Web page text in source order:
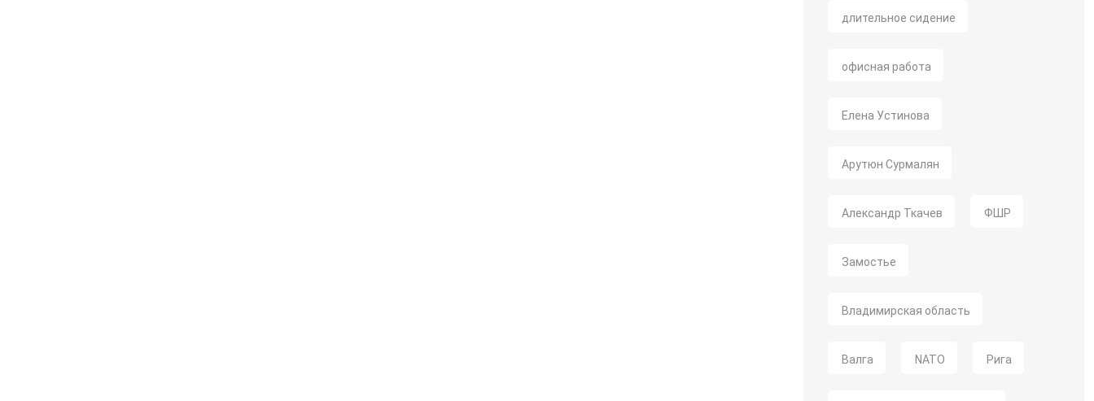
длительное сидение
офисная работа
Елена Устинова
Арутюн Сурмалян
Александр Ткачев ФШР
Замостье
Владимирская область
Валга NATO Рига